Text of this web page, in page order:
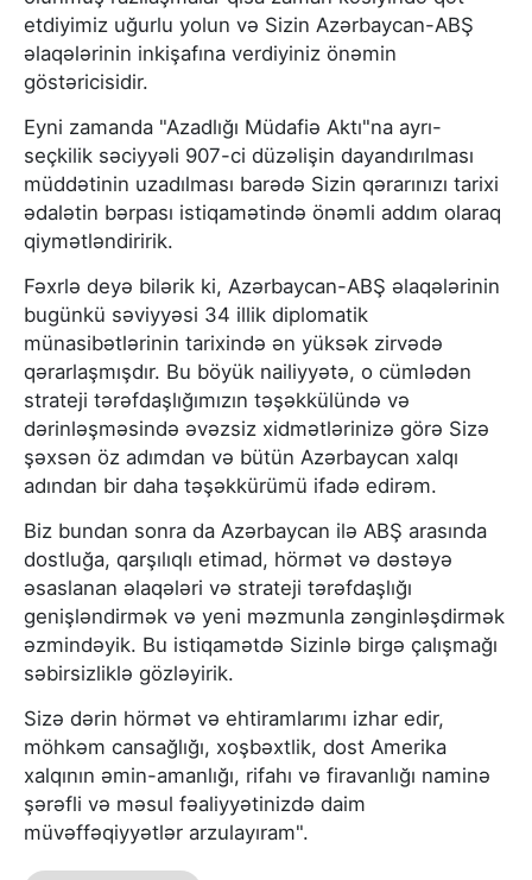
etdiyimiz uğurlu yolun və Sizin Azərbaycan-ABŞ
əlaqələrinin inkişafına verdiyiniz önəmin
göstəricisidir.
Eyni zamanda "Azadlığı Müdafiə Aktı"na ayrı-
seçkilik səciyyəli 907-ci düzəlişin dayandırılması
müddətinin uzadılması barədə Sizin qərarınızı tarixi
ədalətin bərpası istiqamətində önəmli addım olaraq
qiymətləndiririk.
Fəxrlə deyə bilərik ki, Azərbaycan-ABŞ əlaqələrinin
bugünkü səviyyəsi 34 illik diplomatik
münasibətlərinin tarixində ən yüksək zirvədə
qərarlaşmışdır. Bu böyük nailiyyətə, o cümlədən
strateji tərəfdaşlığımızın təşəkkülündə və
dərinləşməsində əvəzsiz xidmətlərinizə görə Sizə
şəxsən öz adımdan və bütün Azərbaycan xalqı
adından bir daha təşəkkürümü ifadə edirəm.
Biz bundan sonra da Azərbaycan ilə ABŞ arasında
dostluğa, qarşılıqlı etimad, hörmət və dəstəyə
əsaslanan əlaqələri və strateji tərəfdaşlığı
genişləndirmək və yeni məzmunla zənginləşdirmək
əzmindəyik. Bu istiqamətdə Sizinlə birgə çalışmağı
səbirsizliklə gözləyirik.
Sizə dərin hörmət və ehtiramlarımı izhar edir,
möhkəm cansağlığı, xoşbəxtlik, dost Amerika
xalqının əmin-amanlığı, rifahı və firavanlığı naminə
şərəfli və məsul fəaliyyətinizdə daim
müvəffəqiyyətlər arzulayıram".